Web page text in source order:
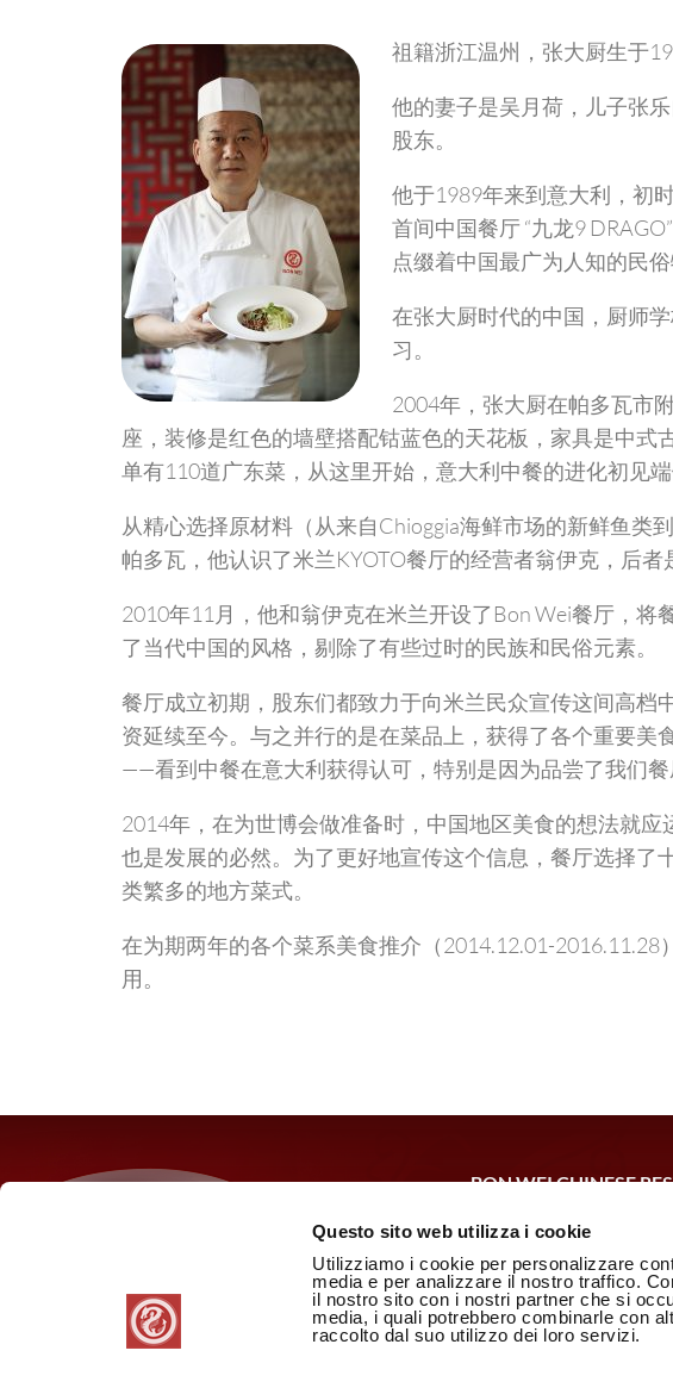
Questo sito web utilizza i cookie
Utilizziamo i cookie per personalizzare
media e per analizzare il nostro traffico.
il nostro sito con i nostri partner che si
media, i quali potrebbero combinarle con
raccolto dal suo utilizzo dei loro servizi.
祖籍浙江温州，张大厨生于
他的妻子是吴月荷，儿子张
股东。
他于1989年来到意大利，初
首间中国餐厅 “九龙9
点缀着中国最广为人知的民
在张大厨时代的中国，厨师
习。
2004年，张大厨在帕多瓦市
座，装修是红色的墙壁搭配钴蓝色的天花板，家具是中
单有110道广东菜，从这里开始，意大利中餐的进化初见端
从精心选择原材料（从来自Chioggia海鲜市场的新鲜鱼
帕多瓦，他认识了米兰KYOTO餐厅的经营者翁伊克，后
2010年11月，他和翁伊克在米兰开设了Bon Wei餐厅，
了当代中国的风格，剔除了有些过时的民族和民俗元素。
餐厅成立初期，股东们都致力于向米兰民众宣传这间高
资延续至今。与之并行的是在菜品上，获得了各个重要
——看到中餐在意大利获得认可，特别是因为品尝了我们餐
2014年，在为世博会做准备时，中国地区美食的想法就
也是发展的必然。为了更好地宣传这个信息，餐厅选择
类繁多的地方菜式。
在为期两年的各个菜系美食推介（2014.12.01-
用。
BON WEI CHINESE
P.IVA: 10000100965
隐私和Cookie政策
版权所有：